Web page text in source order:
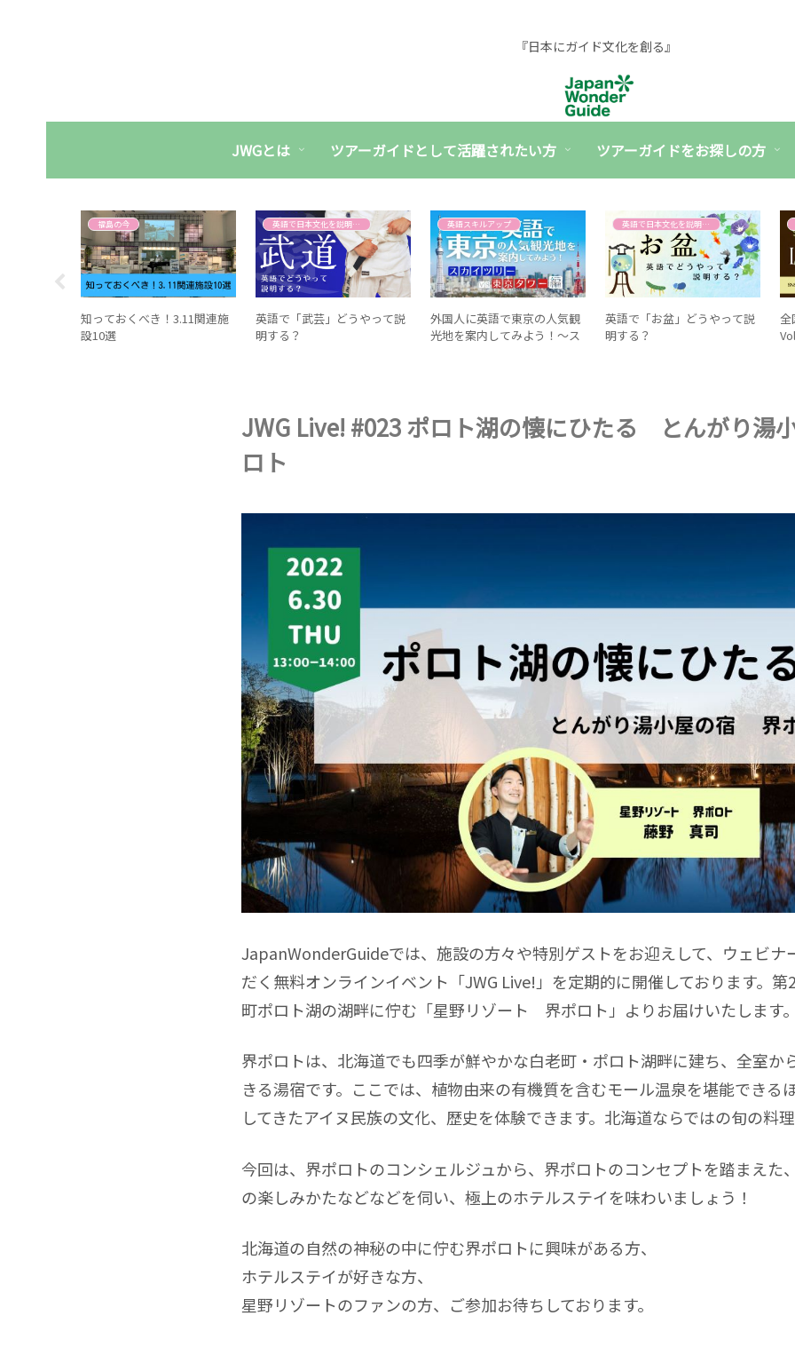
『日本にガイド文化を創る』
JWGとは ツアーガイドとして活躍されたい方 ツアーガイドをお探しの方
福島の今
知っておくべき！3.11関連施
設10選
英語で日本文化を説明する
英語で「武芸」どうやって説
明する？
英語スキルアップ
外国人に英語で東京の人気観
光地を案内してみよう！～ス
英語で日本文化を説明する
英語で「お盆」どうやって説
明する？
全
JWG Live! #023 ポロト湖の懐にひたる とんがり
ロト
JapanWonderGuideでは、施設の方々や特別ゲストをお迎えして、ウェビナ
だく無料オンラインイベント「JWG Live!」を定期的に開催しております。
町ポロト湖の湖畔に佇む「星野リゾート 界ポロト」よりお届けいたします。
界ポロトは、北海道でも四季が鮮やかな白老町・ポロト湖畔に建ち、全室か
きる湯宿です。ここでは、植物由来の有機質を含むモール温泉を堪能できる
してきたアイヌ民族の文化、歴史を体験できます。北海道ならではの旬の料
今回は、界ポロトのコンシェルジュから、界ポロトのコンセプトを踏まえた
の楽しみかたなどなどを伺い、極上のホテルステイを味わいましょう！
北海道の自然の神秘の中に佇む界ポロトに興味がある方、
ホテルステイが好きな方、
星野リゾートのファンの方、ご参加お待ちしております。